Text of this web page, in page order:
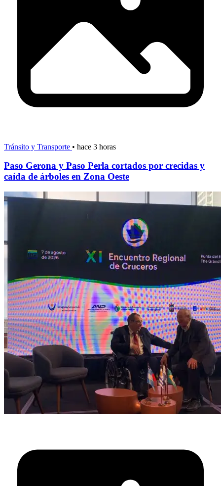
Tránsito y Transporte • hace 3 horas
Paso Gerona y Paso Perla cortados por crecidas y
caída de árboles en Zona Oeste